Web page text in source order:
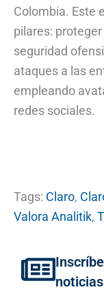
Colombia. Este
pilares:
seguridad
ataques a las
empleando
redes sociales.
Tags: Claro,
Valora Analitik,
noticias